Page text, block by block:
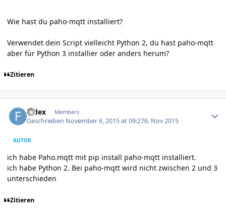
Wie hast du paho-mqtt installiert?
Verwendet dein Script vielleicht Python 2, du hast paho-mqtt
aber für Python 3 installier oder anders herum?
Zitieren
fedex Members
Geschrieben November 6, 2015 at 09:276. Nov 2015
AUTOR
ich habe Paho.mqtt mit pip install paho-mqtt installiert.
ich habe Python 2. Bei paho-mqtt wird nicht zwischen 2 und 3
unterschieden
Zitieren